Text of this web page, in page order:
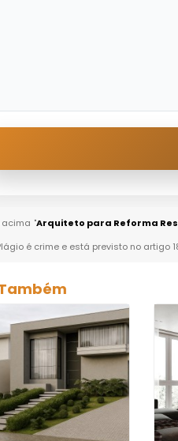
acima "Arquiteto para Reforma
é crime e está previsto no artigo